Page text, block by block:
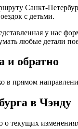
Санкт-
с детьми.
у нас
любые детали
и обратно
в прямом
в Чэнду
текущих